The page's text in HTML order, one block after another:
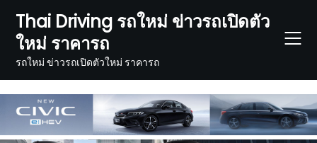
content
Thai Driving รถใหม่ ข่าวรถเปิดตัว
ใหม่ ราคารถ
รถใหม่ ข่าวรถเปิดตัวใหม่ ราคารถ